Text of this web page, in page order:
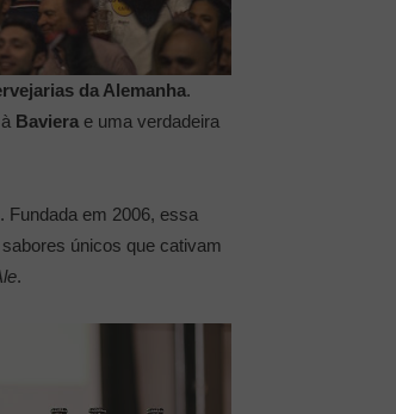
da Alemanha.
Baviera e uma verdadeira
. Fundada em 2006, essa
únicos que cativam
.